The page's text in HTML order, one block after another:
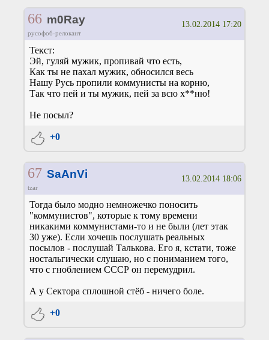
66 m0Ray
русофоб-релокант
13.02.2014 17:20
Текст:
Эй, гуляй мужик, пропивай что есть,
Как ты не пахал мужик, обносился весь
Нашу Русь пропили коммунисты на корню,
Так что пей и ты мужик, пей за всю х**ню!
Не посыл?
+0
67 SaAnVi
tzar
13.02.2014 18:06
Тогда было модно немножечко поносить
"коммунистов", которые к тому времени
никакими коммунистами-то и не были (лет этак
30 уже). Если хочешь послушать реальных
посылов - послушай Талькова. Его я, кстати, тоже
ностальгически слушаю, но с пониманием того,
что с гноблением СССР он перемудрил.
А у Сектора сплошной стёб - ничего боле.
+0